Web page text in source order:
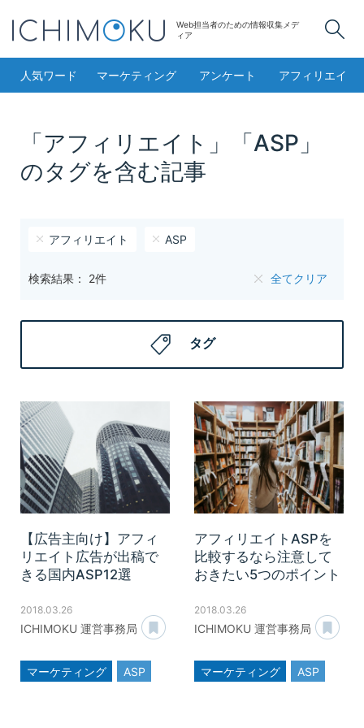
Web担当者のための情報収集メデ
ィア
人気ワード マーケティング アンケート アフィリエイト
「アフィリエイト」「ASP」
のタグを含む記事
アフィリエイト ASP
検索結果： 2件 全てクリア
タグ
【広告主向け】アフィ
リエイト広告が出稿で
きる国内ASP12選
2018.03.26
ICHIMOKU 運営事務局
あとで読む
マーケティング
ASP
アフィリエイトASPを
比較するなら注意して
おきたい5つのポイント
2018.03.26
ICHIMOKU 運営事務局
マーケティング
ASP